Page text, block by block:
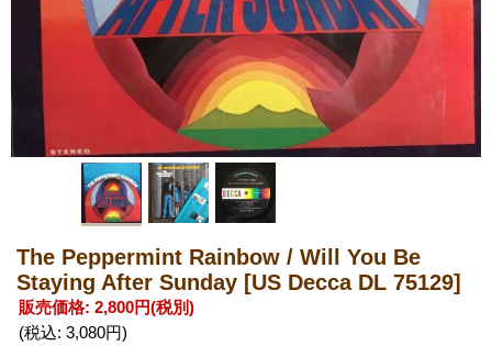
The Peppermint Rainbow / Will You Be
Staying After Sunday [US Decca DL 75129]
販売価格: 2,800円(税別)
(税込: 3,080円)